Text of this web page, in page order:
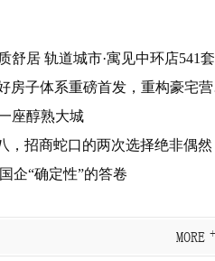
道城市·寓见中环店541套保租房启动登记
子体系重磅首发，重构豪宅营造标准
座醇熟大城
，招商蛇口的两次选择绝非偶然
企“确定性”的答卷
MORE